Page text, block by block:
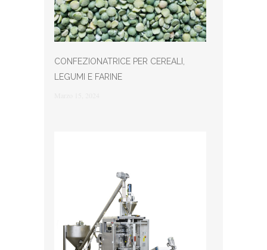
CONFEZIONATRICE PER CEREALI,
LEGUMI E FARINE